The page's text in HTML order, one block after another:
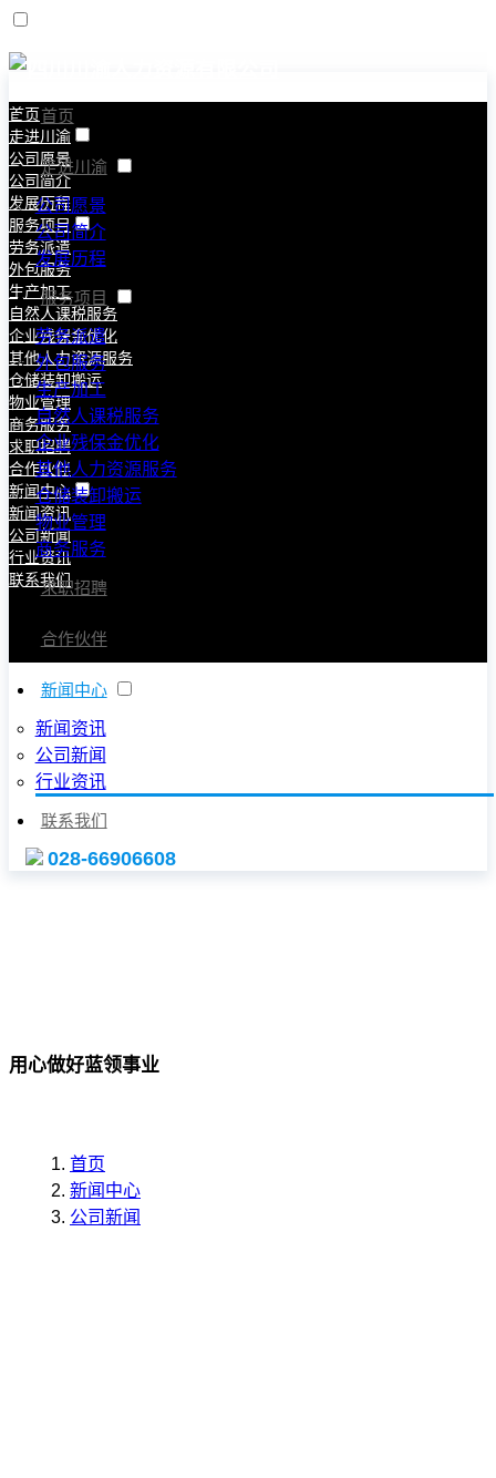
首页
走进川渝
公司愿景
公司简介
发展历程
服务项目
劳务派遣
外包服务
生产加工
自然人课税服务
企业残保金优化
其他人力资源服务
仓储装卸搬运
物业管理
商务服务
求职招聘
合作伙伴
新闻中心
新闻资讯
公司新闻
行业资讯
联系我们
首页
走进川渝
公司愿景
公司简介
发展历程
服务项目
劳务派遣
外包服务
生产加工
自然人课税服务
企业残保金优化
其他人力资源服务
仓储装卸搬运
物业管理
商务服务
求职招聘
合作伙伴
新闻中心
新闻资讯
公司新闻
行业资讯
联系我们
028-66906608
用心做好蓝领事业
首页
新闻中心
公司新闻